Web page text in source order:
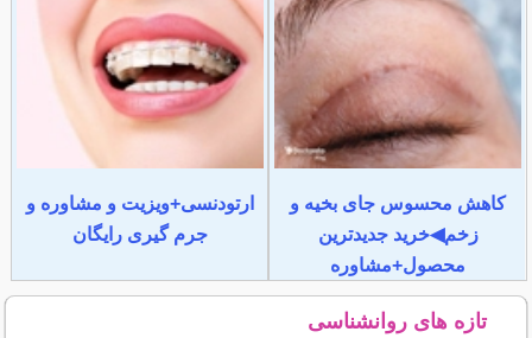
کاهش محسوس جای بخیه و
زخم◀خرید جدیدترین
محصول+مشاوره
ارتودنسی+ویزیت و مشاوره و
جرم گیری رایگان
تازه های روانشناسی